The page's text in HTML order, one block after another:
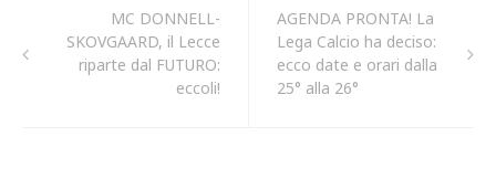
MC DONNELL-
SKOVGAARD, il Lecce
riparte dal FUTURO:
eccoli!
AGENDA PRONTA! La
Lega Calcio ha deciso:
ecco date e orari dalla
25° alla 26°